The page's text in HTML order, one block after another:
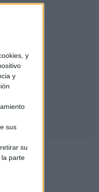
y
y
sus
su
la parte